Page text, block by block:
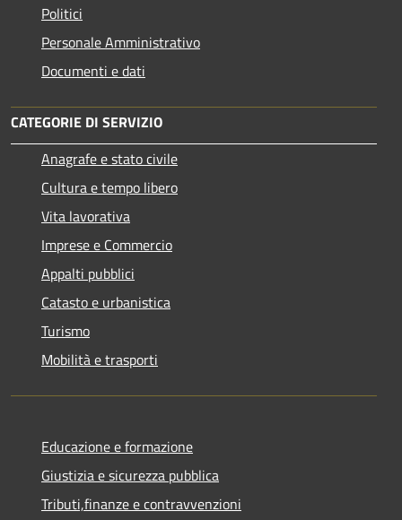
Politici
Personale Amministrativo
Documenti e dati
CATEGORIE DI SERVIZIO
Anagrafe e stato civile
Cultura e tempo libero
Vita lavorativa
Imprese e Commercio
Appalti pubblici
Catasto e urbanistica
Turismo
Mobilità e trasporti
Educazione e formazione
Giustizia e sicurezza pubblica
Tributi,finanze e contravvenzioni